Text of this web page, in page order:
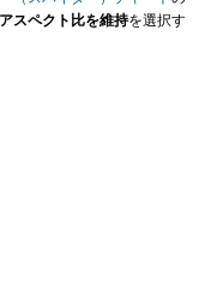
スペクト比を維持を選択す